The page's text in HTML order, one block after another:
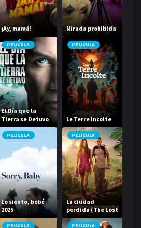
¡Ay, mamá! Mirada prohibida
PELICULA
El Día que la
Tierra se Detuvo
PELICULA
Le Terre Incolte
PELICULA
Lo siento, bebé
2025
PELICULA
La ciudad
perdida (The Lost
City)
PELICULA PELICULA